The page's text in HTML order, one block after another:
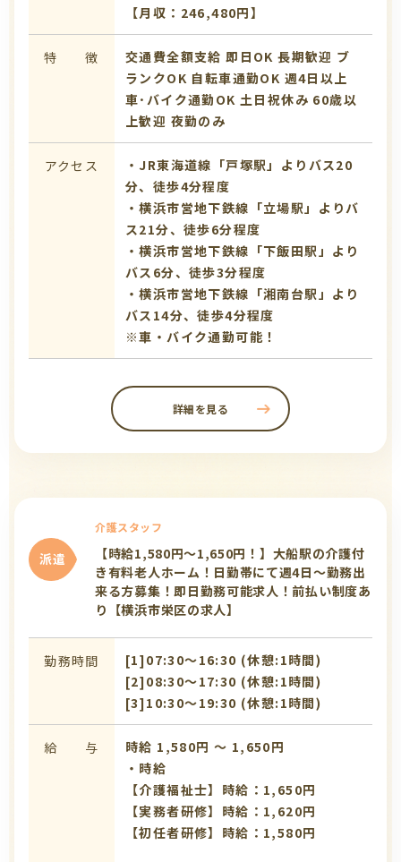
【月収：246,480円】
特 徴 交通費全額支給 即日OK 長期歓迎 ブ
ランクOK 自転車通勤OK 週4日以上
車･バイク通勤OK 土日祝休み 60歳以
上歓迎 夜勤のみ
アクセス
・JR東海道線「戸塚駅」よりバス20
分、徒歩4分程度
・横浜市営地下鉄線「立場駅」よりバ
ス21分、徒歩6分程度
・横浜市営地下鉄線「下飯田駅」より
バス6分、徒歩3分程度
・横浜市営地下鉄線「湘南台駅」より
バス14分、徒歩4分程度
※車・バイク通勤可能！
詳細を見る
派遣
介護スタッフ
【時給1,580円～1,650円！】大船駅の介護付
き有料老人ホーム！日勤帯にて週4日～勤務出
来る方募集！即日勤務可能求人！前払い制度あ
り【横浜市栄区の求人】
勤務時間
[1]07:30〜16:30 (休憩:1時間)
[2]08:30〜17:30 (休憩:1時間)
[3]10:30〜19:30 (休憩:1時間)
給 与
時給 1,580円 〜 1,650円
・時給
【介護福祉士】時給：1,650円
【実務者研修】時給：1,620円
【初任者研修】時給：1,580円